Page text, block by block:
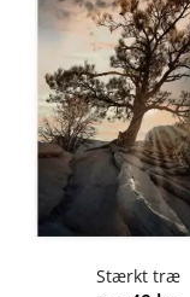
Stærkt træ